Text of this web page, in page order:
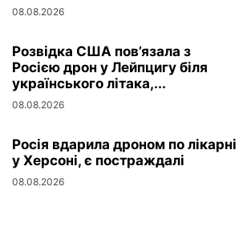
08.08.2026
Розвідка США пов’язала з
Росією дрон у Лейпцигу біля
українського літака,...
08.08.2026
Росія вдарила дроном по лікарні
у Херсоні, є постраждалі
08.08.2026